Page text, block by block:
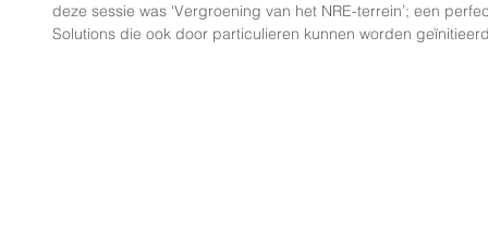
deze sessie was ‘Vergroening van het NRE-terrein’; een
Solutions die ook door particulieren kunnen worden